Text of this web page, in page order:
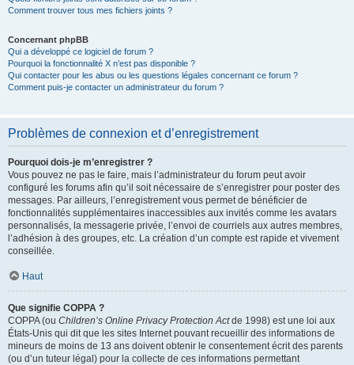
Comment trouver tous mes fichiers joints ?
Concernant phpBB
Qui a développé ce logiciel de forum ?
Pourquoi la fonctionnalité X n’est pas disponible ?
Qui contacter pour les abus ou les questions légales concernant ce forum ?
Comment puis-je contacter un administrateur du forum ?
Problèmes de connexion et d’enregistrement
Pourquoi dois-je m’enregistrer ?
Vous pouvez ne pas le faire, mais l’administrateur du forum peut avoir
configuré les forums afin qu’il soit nécessaire de s’enregistrer pour poster des
messages. Par ailleurs, l’enregistrement vous permet de bénéficier de
fonctionnalités supplémentaires inaccessibles aux invités comme les avatars
personnalisés, la messagerie privée, l’envoi de courriels aux autres membres,
l’adhésion à des groupes, etc. La création d’un compte est rapide et vivement
conseillée.
Haut
Que signifie COPPA ?
COPPA (ou Children’s Online Privacy Protection Actde 1998) est une loi aux
États-Unis qui dit que les sites Internet pouvant recueillir des informations de
mineurs de moins de 13 ans doivent obtenir le consentement écrit des parents
(ou d’un tuteur légal) pour la collecte de ces informations permettant